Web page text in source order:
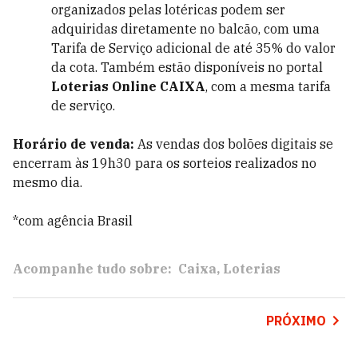
organizados pelas lotéricas podem ser
adquiridas diretamente no balcão, com uma
Tarifa de Serviço adicional de até 35% do valor
da cota. Também estão disponíveis no portal
Loterias Online CAIXA, com a mesma tarifa
de serviço.
Horário de venda: As vendas dos bolões digitais se
encerram às 19h30 para os sorteios realizados no
mesmo dia.
*com agência Brasil
Acompanhe tudo sobre: Caixa Loterias
PRÓXIMO